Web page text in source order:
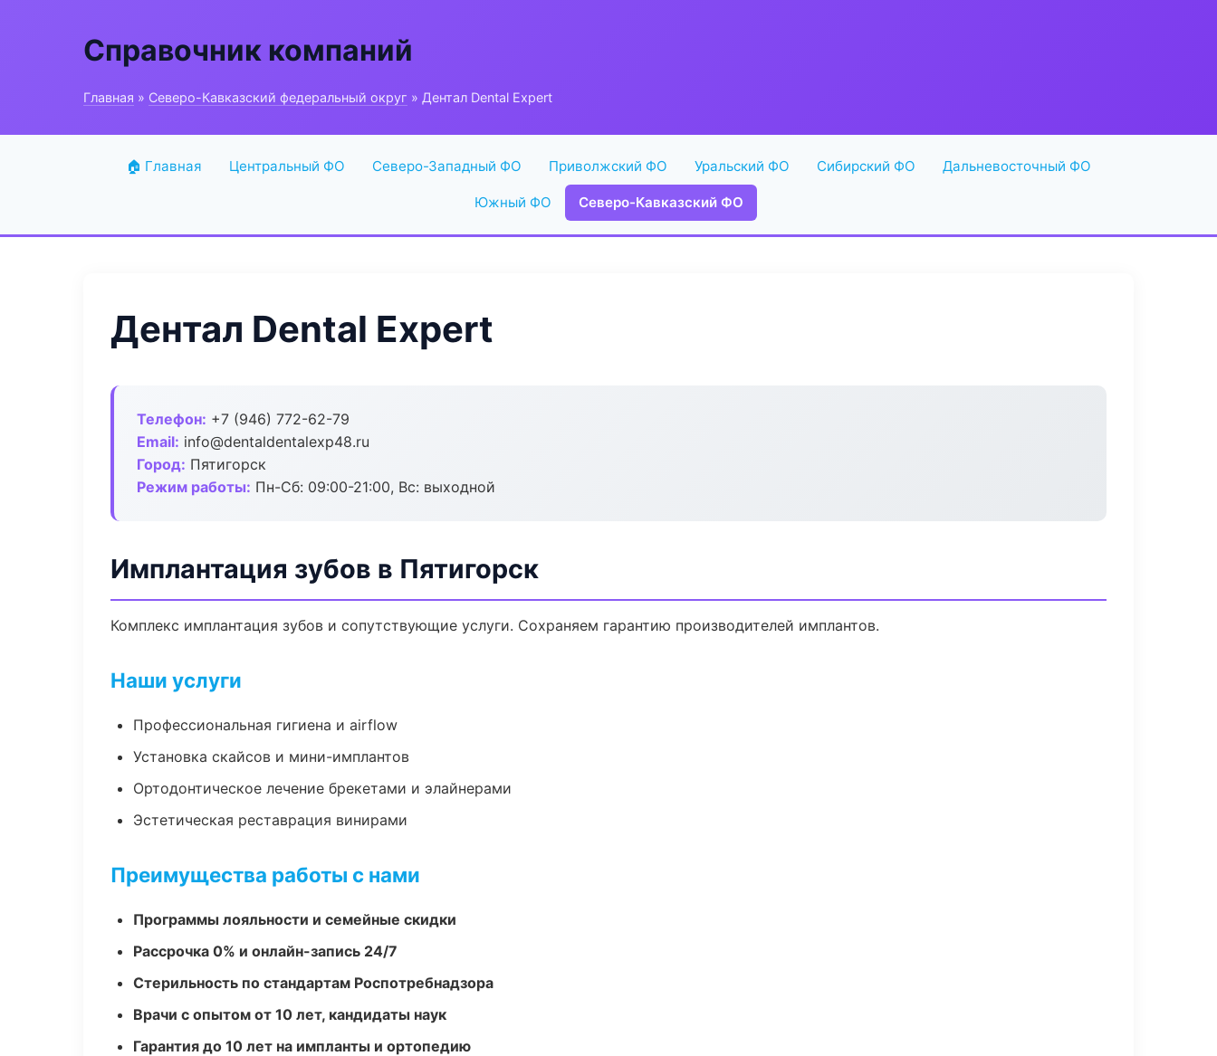
Справочник компаний
Главная » Северо-Кавказский федеральный округ » Дентал Dental Expert
🏠 Главная Центральный ФО Северо-Западный ФО Приволжский ФО Уральский ФО Сибирский ФО Дальневосточный ФО
Южный ФО Северо-Кавказский ФО
Дентал Dental Expert
Телефон: +7 (946) 772-62-79
Email: info@dentaldentalexp48.ru
Город: Пятигорск
Режим работы: Пн-Сб: 09:00-21:00, Вс: выходной
Имплантация зубов в Пятигорск
Комплекс имплантация зубов и сопутствующие услуги. Сохраняем гарантию производителей имплантов.
Наши услуги
Профессиональная гигиена и airflow
Установка скайсов и мини-имплантов
Ортодонтическое лечение брекетами и элайнерами
Эстетическая реставрация винирами
Преимущества работы с нами
Программы лояльности и семейные скидки
Рассрочка 0% и онлайн-запись 24/7
Стерильность по стандартам Роспотребнадзора
Врачи с опытом от 10 лет, кандидаты наук
Гарантия до 10 лет на импланты и ортопедию